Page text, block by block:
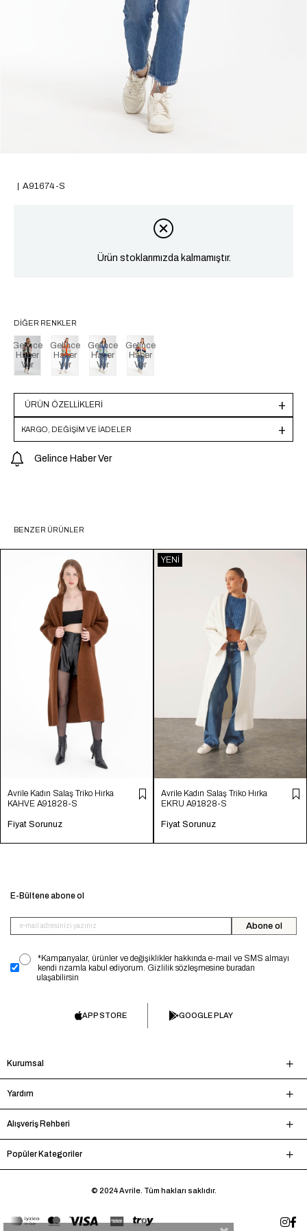
A91674-S
Ürün stoklarımızda kalmamıştır.
DIĞER RENKLER
Gelince
Haber
Ver
Gelince
Haber
Ver
Gelince
Haber
Ver
Gelince
Haber
Ver
ÜRÜN ÖZELLIKLERI
KARGO, DEĞİŞİM VE İADELER
Gelince Haber Ver
BENZER ÜRÜNLER
Avrile Kadın Salaş Triko Hırka
KAHVE A91828-S
Fiyat Sorunuz
Avrile Kadın Salaş Triko Hırka
EKRU A91828-S
Fiyat Sorunuz
YENI
E-Bültene abone ol
Abone ol
*Kampanyalar, ürünler ve değişiklikler hakkında e-mail ve SMS almayı
kendi rızamla kabul ediyorum. Gizlilik sözleşmesine buradan
ulaşabilirsin
APP STORE GOOGLE PLAY
Kurumsal
Yardım
Alışveriş Rehberi
Popüler Kategoriler
© 2024 Avrile. Tüm hakları saklıdır.